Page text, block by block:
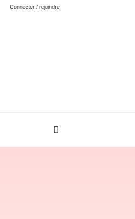
Connecter / rejoindre